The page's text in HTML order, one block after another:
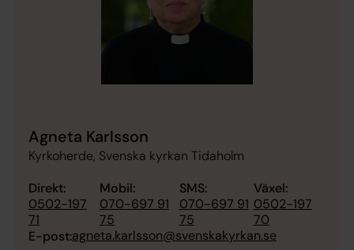
Agneta Karlsson
Kyrkoherde, Svenska kyrkan Tidaholm
Direkt:
0502-197
71
Mobil:
070-697 91
75
SMS:
070-697 91
75
Växel:
0502-197
70
E-post:agneta.karlsson@svenskakyrkan.se